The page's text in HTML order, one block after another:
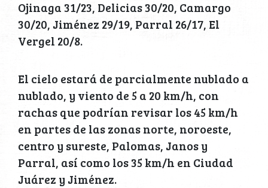
Ojinaga 31/23, Delicias 30/20, Camargo
30/20, Jiménez 29/19, Parral 26/17, El
Vergel 20/8.
El cielo estará de parcialmente nublado a
nublado, y viento de 5 a 20 km/h, con
rachas que podrían revisar los 45 km/h
en partes de las zonas norte, noroeste,
centro y sureste, Palomas, Janos y
Parral, así como los 35 km/h en Ciudad
Juárez y Jiménez.